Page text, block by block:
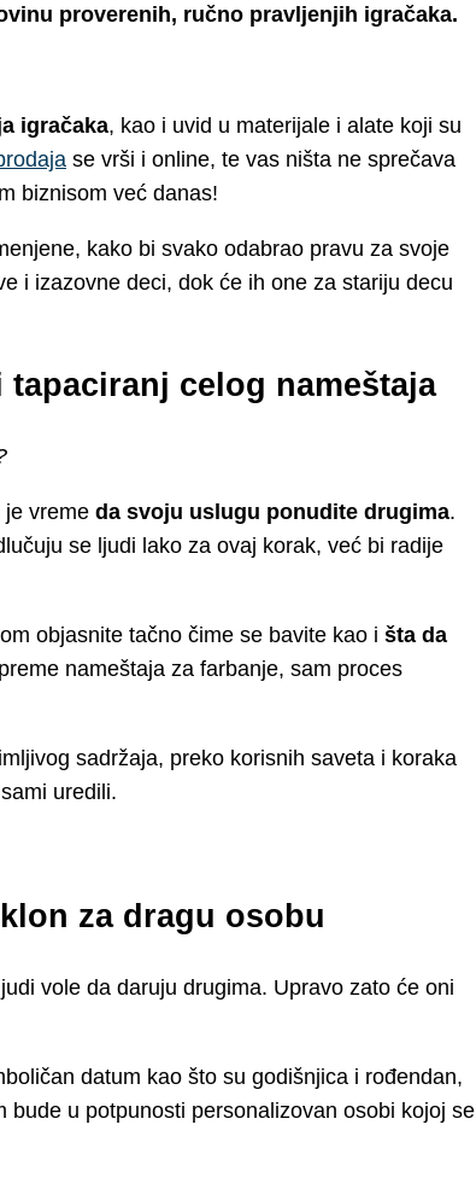
proverenih, ručno pravljenjih igračaka.
igračaka, kao i uvid u materijale i alate koji su
se vrši i online, te vas ništa ne sprečava
biznisom već danas!
kako bi svako odabrao pravu za svoje
i izazovne deci, dok će ih one za stariju decu
celog nameštaja
je vreme da svoju uslugu ponudite drugima.
se ljudi lako za ovaj korak, već bi radije
objasnite tačno čime se bavite kao i šta da
nameštaja za farbanje, sam proces
sadržaja, preko korisnih saveta i koraka
uredili.
za dragu osobu
vole da daruju drugima. Upravo zato će oni
datum kao što su godišnjica i rođendan,
u potpunosti personalizovan osobi kojoj se